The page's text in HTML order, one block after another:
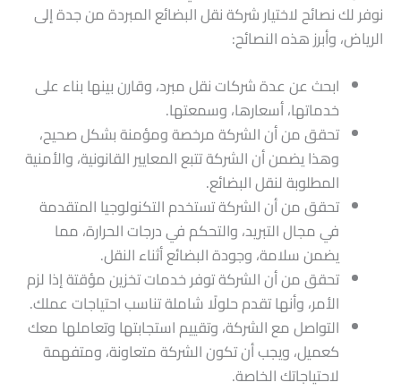
نوفر لك نصائح لاختيار شركة نقل البضائع المبردة من جدة إلى
الرياض، وأبرز هذه النصائح:
ابحث عن عدة شركات نقل مبرد، وقارن بينها بناء على
خدماتها، أسعارها، وسمعتها.
تحقق من أن الشركة مرخصة ومؤمنة بشكل صحيح،
وهذا يضمن أن الشركة تتبع المعايير القانونية، والأمنية
المطلوبة لنقل البضائع.
تحقق من أن الشركة تستخدم التكنولوجيا المتقدمة
في مجال التبريد، والتحكم في درجات الحرارة، مما
يضمن سلامة، وجودة البضائع أثناء النقل.
تحقق من أن الشركة توفر خدمات تخزين مؤقتة إذا لزم
الأمر، وأنها تقدم حلولًا شاملة تناسب احتياجات عملك.
التواصل مع الشركة، وتقييم استجابتها وتعاملها معك
كعميل، ويجب أن تكون الشركة متعاونة، ومتفهمة
لاحتياجاتك الخاصة.